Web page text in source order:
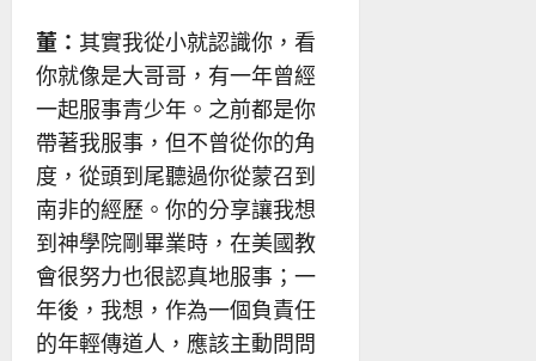
董： 其實我從小就認識你，看
你就像是大哥哥，有一年曾經
一起服事青少年。之前都是你
帶著我服事，但不曾從你的角
度，從頭到尾聽過你從蒙召到
南非的經歷。你的分享讓我想
到神學院剛畢業時，在美國教
會很努力也很認真地服事；一
年後，我想，作為一個負責任
的年輕傳道人，應該主動問問